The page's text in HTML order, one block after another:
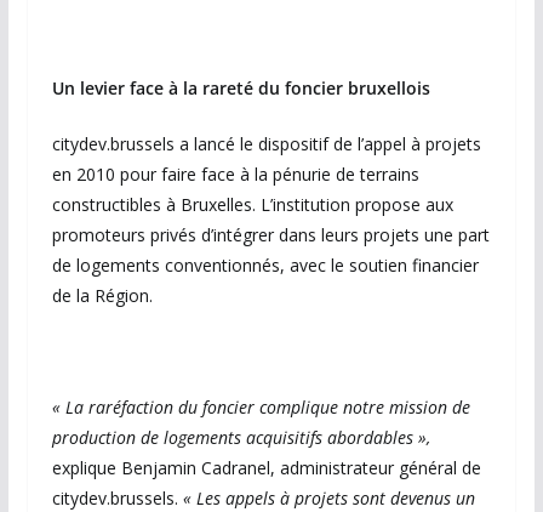
Un levier face à la rareté du foncier bruxellois
citydev.brussels a lancé le dispositif de l’appel à projets
en 2010 pour faire face à la pénurie de terrains
constructibles à Bruxelles. L’institution propose aux
promoteurs privés d’intégrer dans leurs projets une part
de logements conventionnés, avec le soutien financier
de la Région.
« La raréfaction du foncier complique notre mission de
production de logements acquisitifs abordables »,
explique Benjamin Cadranel, administrateur général de
citydev.brussels. « Les appels à projets sont devenus un